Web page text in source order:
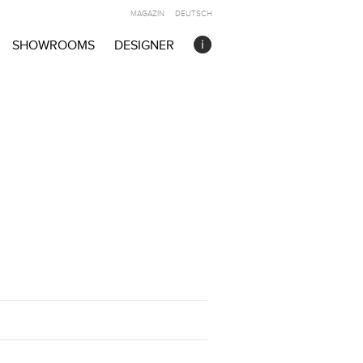
SHOWROOMS DESIGNER
MAGAZIN DEUTSCH